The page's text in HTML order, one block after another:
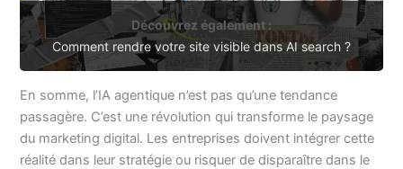
Découvrez également :
Comment rendre votre site visible dans AI search ?
En somme, l’IA agentique n’est pas qu’une tendance
passagère. C’est une révolution qui transforme le paysage
du marketing digital. Les entreprises doivent intégrer cette
réalité dans leur stratégie ou risquer de disparaître dans le